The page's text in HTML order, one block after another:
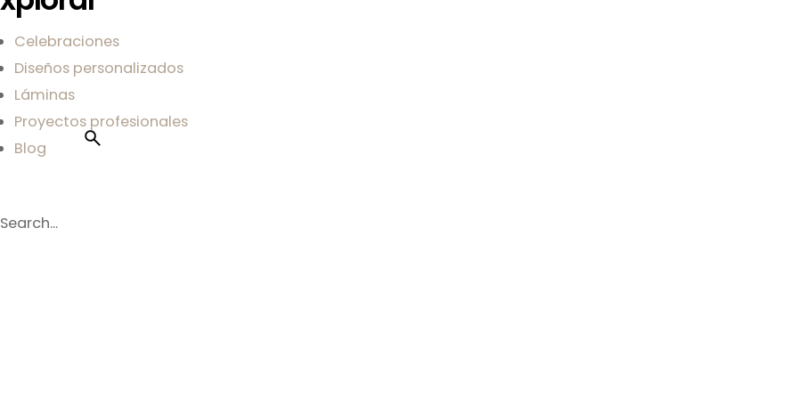
Celebraciones
Diseños personalizados
Láminas
Proyectos profesionales
Blog